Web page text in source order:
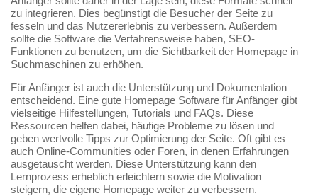
zu integrieren. Dies begünstigt die Besucher der Seite zu
fesseln und das Nutzererlebnis zu verbessern. Außerdem
sollte die Software die Verfahrensweise haben, SEO-
Funktionen zu benutzen, um die Sichtbarkeit der Homepage in
Suchmaschinen zu erhöhen.
Für Anfänger ist auch die Unterstützung und Dokumentation
entscheidend. Eine gute Homepage Software für Anfänger gibt
vielseitige Hilfestellungen, Tutorials und FAQs. Diese
Ressourcen helfen dabei, häufige Probleme zu lösen und
geben wertvolle Tipps zur Optimierung der Seite. Oft gibt es
auch Online-Communities oder Foren, in denen Erfahrungen
ausgetauscht werden. Diese Unterstützung kann den
Lernprozess erheblich erleichtern sowie die Motivation
steigern, die eigene Homepage weiter zu verbessern.